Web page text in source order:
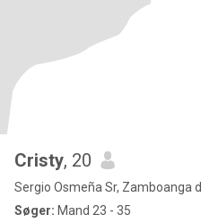
Cristy, 20
Sergio Osmeña Sr, Zamboanga
Søger: Mand 23 - 35